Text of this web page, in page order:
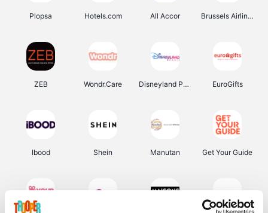
Plopsa Hotels.com All Accor Brussels Airlines
ZEB Wondr.Care Disneyland Paris EuroGifts
Ibood Shein Manutan Get Your Guide